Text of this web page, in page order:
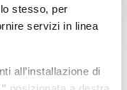
stesso, per
servizi in linea
all’installazione di